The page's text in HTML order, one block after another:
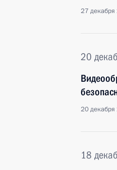
27
20
20
18